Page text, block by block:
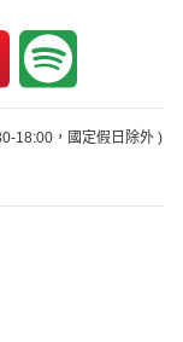
18:00，國定假日除外 )